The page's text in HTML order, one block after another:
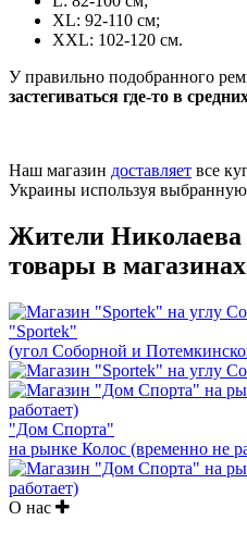
XL: 92-110 см;
XXL: 102-120 см.
У правильно подобранного
застегиваться где-то в
Наш магазин доставляет все
Украины используя
Жители Николаева
товары в
"Sportek"
(угол Соборной и
"Дом Спорта"
на рынке Колос (временно не
О нас